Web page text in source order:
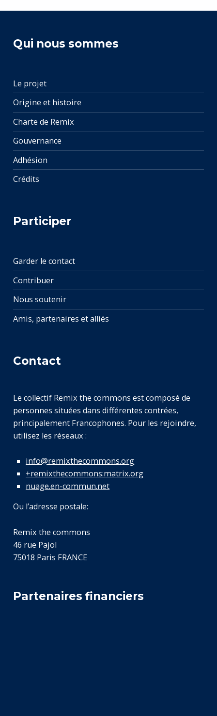
Qui nous sommes
Le projet
Origine et histoire
Charte de Remix
Gouvernance
Adhésion
Crédits
Participer
Garder le contact
Contribuer
Nous soutenir
Amis, partenaires et alliés
Contact
Le collectif Remix the commons est composé de
personnes situées dans différentes contrées,
principalement Francophones. Pour les rejoindre,
utilisez les réseaux :
info@remixthecommons.org
+remixthecommons:matrix.org
nuage.en-commun.net
Ou l’adresse postale:
Remix the commons
46 rue Pajol
75018 Paris FRANCE
Partenaires financiers